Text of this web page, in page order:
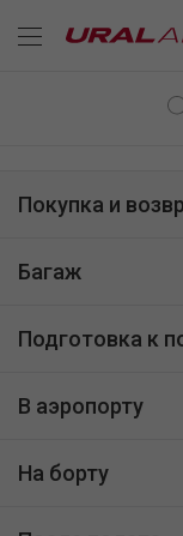
Покупка и
Багаж
Подготовка к
В аэропорту
На борту